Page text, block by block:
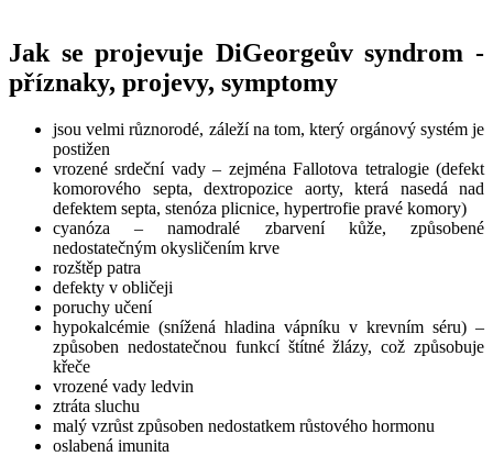
Jak se projevuje DiGeorgeův syndrom -
příznaky, projevy, symptomy
jsou velmi různorodé, záleží na tom, který orgánový systém je
postižen
vrozené srdeční vady – zejména Fallotova tetralogie (defekt
komorového septa, dextropozice aorty, která nasedá nad
defektem septa, stenóza plicnice, hypertrofie pravé komory)
cyanóza – namodralé zbarvení kůže, způsobené
nedostatečným okysličením krve
rozštěp patra
defekty v obličeji
poruchy učení
hypokalcémie (snížená hladina vápníku v krevním séru) –
způsoben nedostatečnou funkcí štítné žlázy, což způsobuje
křeče
vrozené vady ledvin
ztráta sluchu
malý vzrůst způsoben nedostatkem růstového hormonu
oslabená imunita